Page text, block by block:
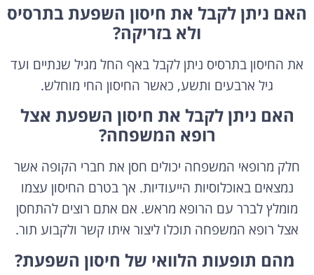
האם ניתן לקבל את חיסון השפעת בתרסיס
ולא בזריקה?
את החיסון בתרסיס ניתן לקבל באף החל מגיל שנתיים ועד
גיל ארבעים ותשע, כאשר החיסון החי מוחלש.
האם ניתן לקבל את חיסון השפעת אצל
רופא המשפחה?
חלק מרופאי המשפחה יכולים חסן את חברי הקופה אשר
נמצאים באוכלוסיות הייעודיות. אך בטרם החיסון עצמו
מומלץ לברר עם הרופא מראש. אם אתם רוצים להתחסן
אצל רופא המשפחה תוכלו ליצור איתו קשר ולקבוע תור.
מהם תופעות הלוואי של חיסון השפעת?